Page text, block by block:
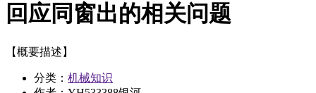
回应同窗出的相关问题
【概要描述】
分类： 机械知识